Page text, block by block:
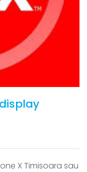
X Timisoara sau